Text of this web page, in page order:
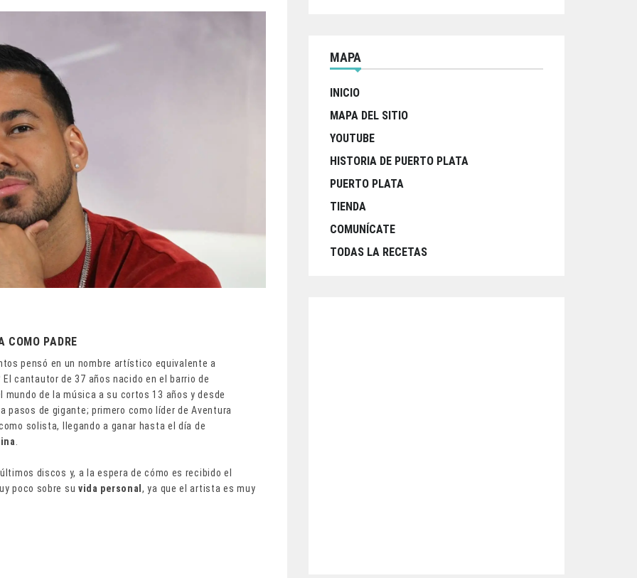
COMO PADRE
pensó en un nombre artístico equivalente a
cantautor de 37 años nacido en el barrio de
mundo de la música a su cortos 13 años y desde
pasos de gigante; primero como líder de Aventura
solista, llegando a ganar hasta el día de
discos y, a la espera de cómo es recibido el
poco sobre su vida personal, ya que el artista es muy
MAPA
INICIO
MAPA DEL SITIO
YOUTUBE
HISTORIA DE PUERTO PLATA
PUERTO PLATA
TIENDA
COMUNÍCATE
TODAS LA RECETAS